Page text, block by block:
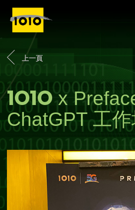
上一頁
1O1Ox
ChatGPT 工